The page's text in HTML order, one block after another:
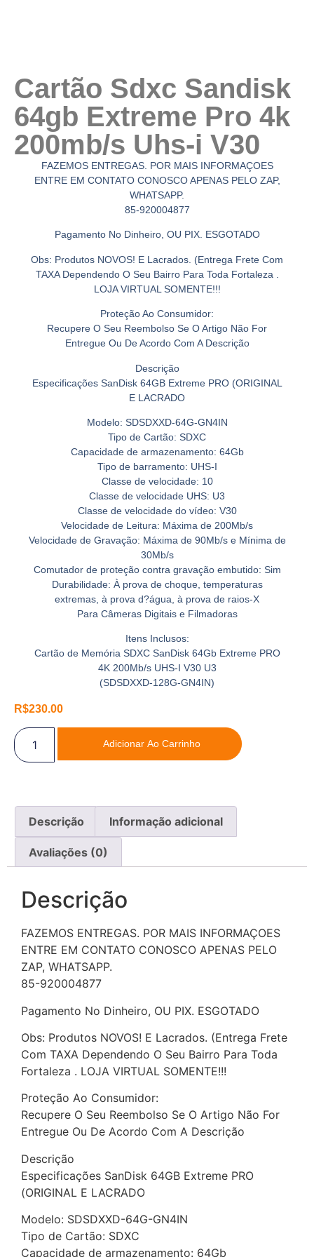
Cartão Sdxc Sandisk
64gb Extreme Pro 4k
200mb/s Uhs-i V30
FAZEMOS ENTREGAS. POR MAIS INFORMAÇOES
ENTRE EM CONTATO CONOSCO APENAS PELO ZAP,
WHATSAPP.
85-920004877
Pagamento No Dinheiro, OU PIX. ESGOTADO
Obs: Produtos NOVOS! E Lacrados. (Entrega Frete Com
TAXA Dependendo O Seu Bairro Para Toda Fortaleza .
LOJA VIRTUAL SOMENTE!!!
Proteção Ao Consumidor:
Recupere O Seu Reembolso Se O Artigo Não For
Entregue Ou De Acordo Com A Descrição
Descrição
Especificações SanDisk 64GB Extreme PRO (ORIGINAL
E LACRADO
Modelo: SDSDXXD-64G-GN4IN
Tipo de Cartão: SDXC
Capacidade de armazenamento: 64Gb
Tipo de barramento: UHS-I
Classe de velocidade: 10
Classe de velocidade UHS: U3
Classe de velocidade do vídeo: V30
Velocidade de Leitura: Máxima de 200Mb/s
Velocidade de Gravação: Máxima de 90Mb/s e Mínima de
30Mb/s
Comutador de proteção contra gravação embutido: Sim
Durabilidade: À prova de choque, temperaturas
extremas, à prova d?água, à prova de raios-X
Para Câmeras Digitais e Filmadoras
Itens Inclusos:
Cartão de Memória SDXC SanDisk 64Gb Extreme PRO
4K 200Mb/s UHS-I V30 U3
(SDSDXXD-128G-GN4IN)
R$230.00
Adicionar Ao Carrinho
Descrição Informação adicional
Avaliações (0)
Descrição
FAZEMOS ENTREGAS. POR MAIS INFORMAÇOES
ENTRE EM CONTATO CONOSCO APENAS PELO
ZAP, WHATSAPP.
85-920004877
Pagamento No Dinheiro, OU PIX. ESGOTADO
Obs: Produtos NOVOS! E Lacrados. (Entrega Frete
Com TAXA Dependendo O Seu Bairro Para Toda
Fortaleza . LOJA VIRTUAL SOMENTE!!!
Proteção Ao Consumidor:
Recupere O Seu Reembolso Se O Artigo Não For
Entregue Ou De Acordo Com A Descrição
Descrição
Especificações SanDisk 64GB Extreme PRO
(ORIGINAL E LACRADO
Modelo: SDSDXXD-64G-GN4IN
Tipo de Cartão: SDXC
Capacidade de armazenamento: 64Gb